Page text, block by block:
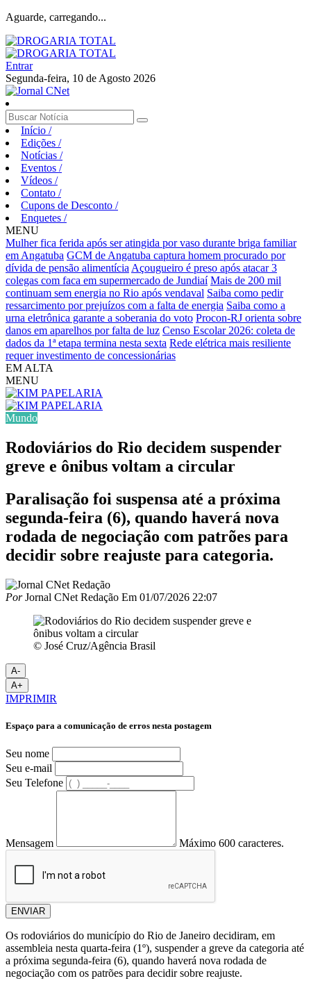
Aguarde, carregando...
Entrar
Segunda-feira, 10 de Agosto 2026
Início /
Edições /
Notícias /
Eventos /
Vídeos /
Contato /
Cupons de Desconto /
Enquetes /
MENU
Mulher fica ferida após ser atingida por vaso durante briga familiar
em Angatuba GCM de Angatuba captura homem procurado por
dívida de pensão alimentícia Açougueiro é preso após atacar 3
colegas com faca em supermercado de Jundiaí Mais de 200 mil
continuam sem energia no Rio após vendaval Saiba como pedir
ressarcimento por prejuízos com a falta de energia Saiba como a
urna eletrônica garante a soberania do voto Procon-RJ orienta sobre
danos em aparelhos por falta de luz Censo Escolar 2026: coleta de
dados da 1ª etapa termina nesta sexta Rede elétrica mais resiliente
requer investimento de concessionárias
EM ALTA
MENU
Mundo
Rodoviários do Rio decidem suspender
greve e ônibus voltam a circular
Paralisação foi suspensa até a próxima
segunda-feira (6), quando haverá nova
rodada de negociação com patrões para
decidir sobre reajuste para categoria.
PorJornal CNet Redação Em 01/07/2026 22:07
© José Cruz/Agência Brasil
A-
A+
IMPRIMIR
Espaço para a comunicação de erros nesta postagem
Seu nome
Seu e-mail
Seu Telefone
Mensagem Máximo 600 caracteres.
ENVIAR
Os rodoviários do município do Rio de Janeiro decidiram, em
assembleia nesta quarta-feira (1º), suspender a greve da categoria até
a próxima segunda-feira (6), quando haverá nova rodada de
negociação com os patrões para decidir sobre reajuste.